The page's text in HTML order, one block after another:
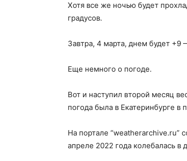
Хотя все же ночью будет
градусов.
Завтра, 4 марта, днем будет +9
Еще немного о погоде.
Вот и наступил второй месяц
погода была в Екатеринбурге в
На портале “weatherarchive.ru”
апреле 2022 года колебалась в